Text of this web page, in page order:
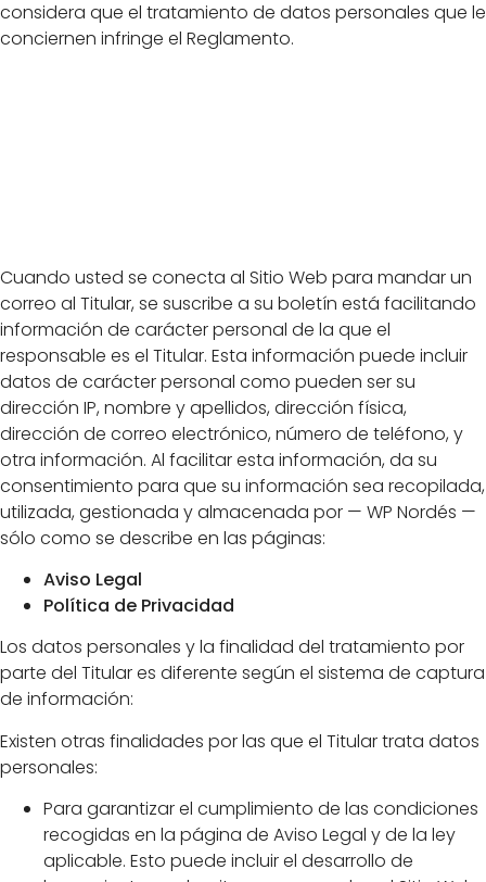
considera que el tratamiento de datos personales que le
conciernen infringe el Reglamento.
Cuando usted se conecta al Sitio Web para mandar un
correo al Titular, se suscribe a su boletín está facilitando
información de carácter personal de la que el
responsable es el Titular. Esta información puede incluir
datos de carácter personal como pueden ser su
dirección IP, nombre y apellidos, dirección física,
dirección de correo electrónico, número de teléfono, y
otra información. Al facilitar esta información, da su
consentimiento para que su información sea recopilada,
utilizada, gestionada y almacenada por — WP Nordés —
sólo como se describe en las páginas:
Aviso Legal
Política de Privacidad
Los datos personales y la finalidad del tratamiento por
parte del Titular es diferente según el sistema de captura
de información:
Existen otras finalidades por las que el Titular trata datos
personales:
Para garantizar el cumplimiento de las condiciones
recogidas en la página de Aviso Legal y de la ley
aplicable. Esto puede incluir el desarrollo de